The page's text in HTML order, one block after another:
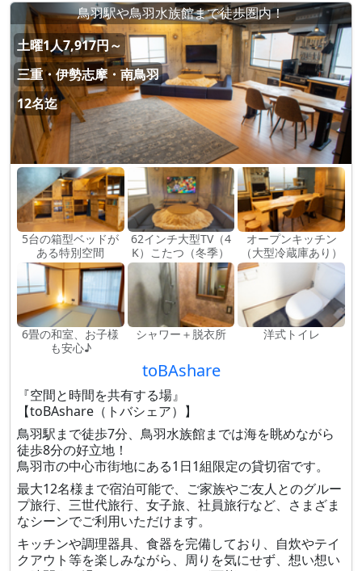
鳥羽駅や鳥羽水族館まで徒歩圏内！
土曜1人7,917円～
三重・伊勢志摩・南鳥羽
12名迄
5台の箱型ベッドが
ある特別空間
62インチ大型TV（4
K）こたつ（冬季）
オープンキッチン
（大型冷蔵庫あり）
6畳の和室、お子様
も安心♪
シャワー＋脱衣所 洋式トイレ
toBAshare
『空間と時間を共有する場』
【toBAshare（トバシェア）】
鳥羽駅まで徒歩7分、鳥羽水族館までは海を眺めながら
徒歩8分の好立地！
鳥羽市の中心市街地にある1日1組限定の貸切宿です。
最大12名様まで宿泊可能で、ご家族やご友人とのグルー
プ旅行、三世代旅行、女子旅、社員旅行など、さまざま
なシーンでご利用いただけます。
キッチンや調理器具、食器を完備しており、自炊やテイ
クアウト等を楽しみながら、周りを気にせず、想い想い